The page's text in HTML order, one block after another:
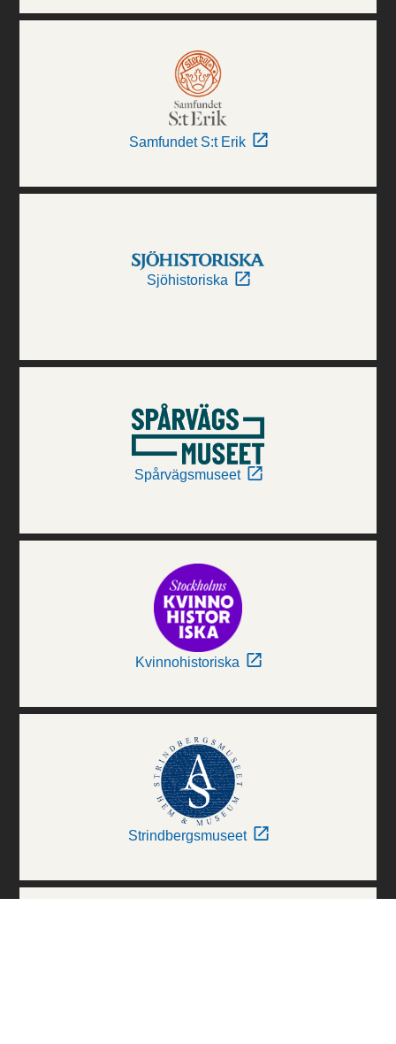
Samfundet S:t Erik
Sjöhistoriska
Spårvägsmuseet
Kvinnohistoriska
Strindbergsmuseet